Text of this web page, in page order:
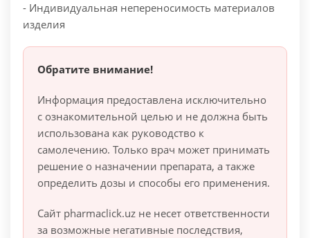
- Индивидуальная непереносимость материалов
изделия
Обратите внимание!
Информация предоставлена исключительно
с ознакомительной целью и не должна быть
использована как руководство к
самолечению. Только врач может принимать
решение о назначении препарата, а также
определить дозы и способы его применения.
Сайт pharmaclick.uz не несет ответственности
за возможные негативные последствия,